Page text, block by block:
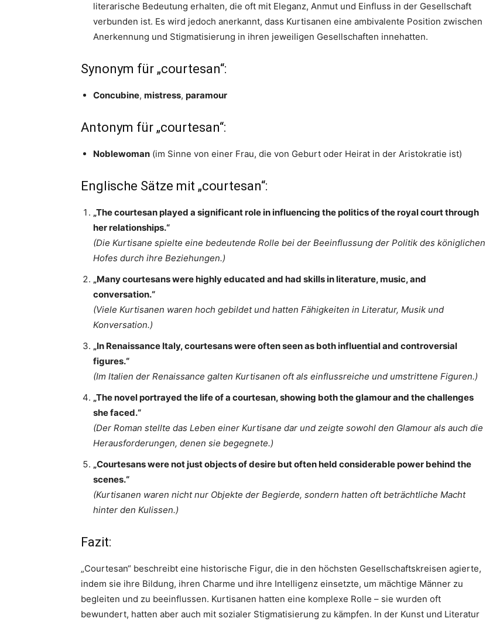
literarische Bedeutung erhalten, die oft mit Eleganz, Anmut und Einfluss in der Gesellschaft
verbunden ist. Es wird jedoch anerkannt, dass Kurtisanen eine ambivalente Position zwischen
Anerkennung und Stigmatisierung in ihren jeweiligen Gesellschaften innehatten.
Synonym für „courtesan“:
Concubine, mistress, paramour
Antonym für „courtesan“:
Noblewoman (im Sinne von einer Frau, die von Geburt oder Heirat in der Aristokratie ist)
Englische Sätze mit „courtesan“:
„The courtesan played a significant role in influencing the politics of the royal court through
her relationships.“
(Die Kurtisane spielte eine bedeutende Rolle bei der Beeinflussung der Politik des königlichen
Hofes durch ihre Beziehungen.)
„Many courtesans were highly educated and had skills in literature, music, and
conversation.“
(Viele Kurtisanen waren hoch gebildet und hatten Fähigkeiten in Literatur, Musik und
Konversation.)
„In Renaissance Italy, courtesans were often seen as both influential and controversial
figures.“
(Im Italien der Renaissance galten Kurtisanen oft als einflussreiche und umstrittene Figuren.)
„The novel portrayed the life of a courtesan, showing both the glamour and the challenges
she faced.“
(Der Roman stellte das Leben einer Kurtisane dar und zeigte sowohl den Glamour als auch die
Herausforderungen, denen sie begegnete.)
„Courtesans were not just objects of desire but often held considerable power behind the
scenes.“
(Kurtisanen waren nicht nur Objekte der Begierde, sondern hatten oft beträchtliche Macht
hinter den Kulissen.)
Fazit:
„Courtesan“ beschreibt eine historische Figur, die in den höchsten Gesellschaftskreisen agierte,
indem sie ihre Bildung, ihren Charme und ihre Intelligenz einsetzte, um mächtige Männer zu
begleiten und zu beeinflussen. Kurtisanen hatten eine komplexe Rolle – sie wurden oft
bewundert, hatten aber auch mit sozialer Stigmatisierung zu kämpfen. In der Kunst und Literatur